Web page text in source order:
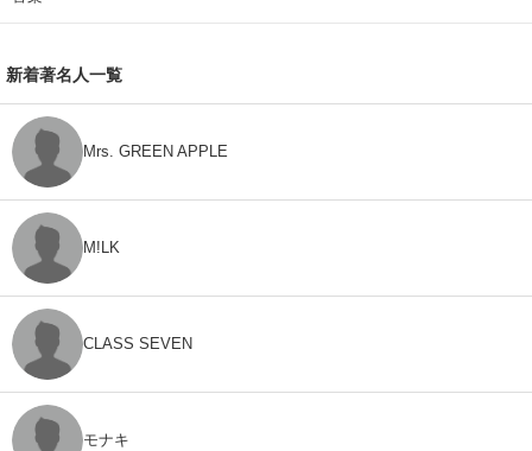
新着著名人一覧
Mrs. GREEN APPLE
M!LK
CLASS SEVEN
モナキ